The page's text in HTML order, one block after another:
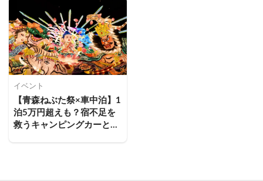
イベント
【青森ねぶた祭×車中泊】1
泊5万円超えも？宿不足を
救うキャンピングカーとい